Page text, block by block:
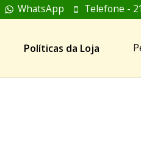
WhatsApp Telefone -
Políticas da Loja